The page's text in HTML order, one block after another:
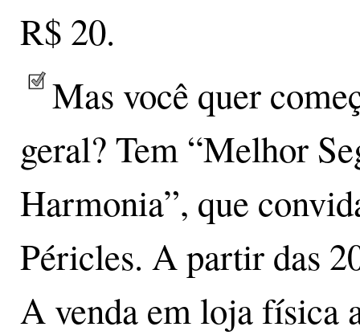
R$ 20.
Mas você quer
geral? Tem “Melhor
Harmonia”, que
Péricles. A partir das
A venda em loja física